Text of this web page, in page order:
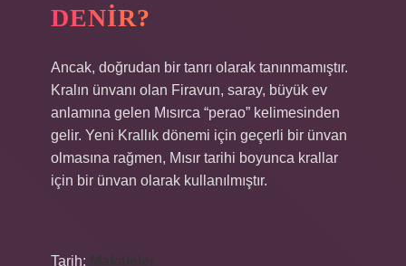
DENIR?
Ancak, doğrudan bir tanrı olarak tanınmamıştır.
Kralın ünvanı olan Firavun, saray, büyük ev
anlamına gelen Mısırca “perao” kelimesinden
gelir. Yeni Krallık dönemi için geçerli bir ünvan
olmasına rağmen, Mısır tarihi boyunca krallar
için bir ünvan olarak kullanılmıştır.
Tarih: Makaleler